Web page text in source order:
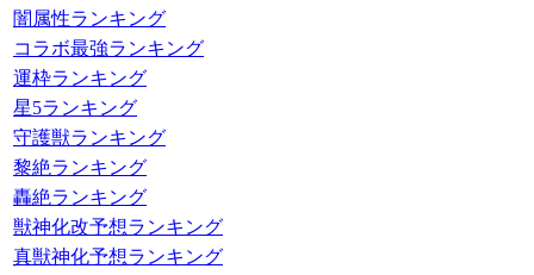
闇属性ランキング
コラボ最強ランキング
運枠ランキング
星5ランキング
守護獣ランキング
黎絶ランキング
轟絶ランキング
獣神化改予想ランキング
真獣神化予想ランキング